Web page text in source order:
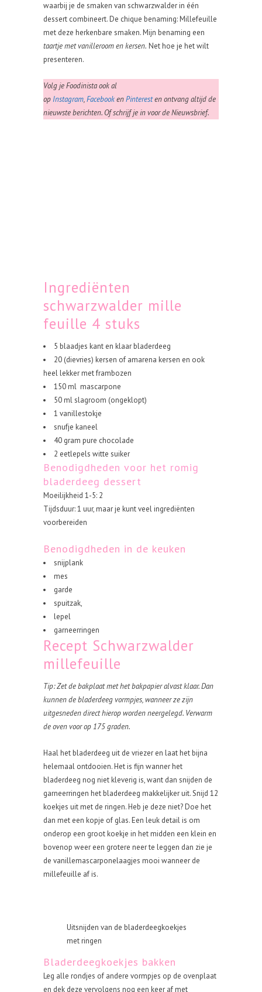
waarbij je de smaken van schwarzwalder in één
dessert combineert. De chique benaming: Millefeuille
met deze herkenbare smaken. Mijn benaming een
taartje met vanilleroom en kersen. Net hoe je het wilt
presenteren.
Volg je Foodinista ook al
op Instagram,FacebookenPinteresten ontvang altijd de
nieuwste berichten. Of schrijf je in voor de Nieuwsbrief.
Ingrediënten
schwarzwalder mille
feuille 4 stuks
5 blaadjes kant en klaar bladerdeeg
20 (dievries) kersen of amarena kersen en ook
heel lekker met frambozen
150 ml mascarpone
50 ml slagroom (ongeklopt)
1 vanillestokje
snufje kaneel
40 gram pure chocolade
2 eetlepels witte suiker
Benodigdheden voor het romig
bladerdeeg dessert
Moeilijkheid 1-5: 2
Tijdsduur: 1 uur, maar je kunt veel ingrediënten
voorbereiden
Benodigdheden in de keuken
snijplank
mes
garde
spuitzak,
lepel
garneerringen
Recept Schwarzwalder
millefeuille
Tip: Zet de bakplaat met het bakpapier alvast klaar. Dan
kunnen de bladerdeeg vormpjes, wanneer ze zijn
uitgesneden direct hierop worden neergelegd. Verwarm
de oven voor op 175 graden.
Haal het bladerdeeg uit de vriezer en laat het bijna
helemaal ontdooien. Het is fijn wanner het
bladerdeeg nog niet kleverig is, want dan snijden de
garneerringen het bladerdeeg makkelijker uit. Snijd 12
koekjes uit met de ringen. Heb je deze niet? Doe het
dan met een kopje of glas. Een leuk detail is om
onderop een groot koekje in het midden een klein en
bovenop weer een grotere neer te leggen dan zie je
de vanillemascarponelaagjes mooi wanneer de
millefeuille af is.
Uitsnijden van de bladerdeegkoekjes
met ringen
Bladerdeegkoekjes bakken
Leg alle rondjes of andere vormpjes op de ovenplaat
en dek deze vervolgens nog een keer af met